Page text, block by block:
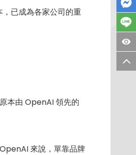
已成為各家公司的重
本由 OpenAI 領先的
來說，單靠品牌